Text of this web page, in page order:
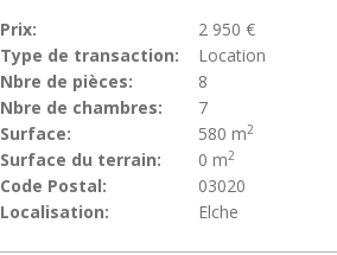
Prix:
2 950 €
Type de transaction:
Location
Nbre de pièces:
8
Nbre de chambres:
7
Surface:
580 m2
Surface du terrain: 0 m2
Code Postal:
03020
Localisation:
Elche